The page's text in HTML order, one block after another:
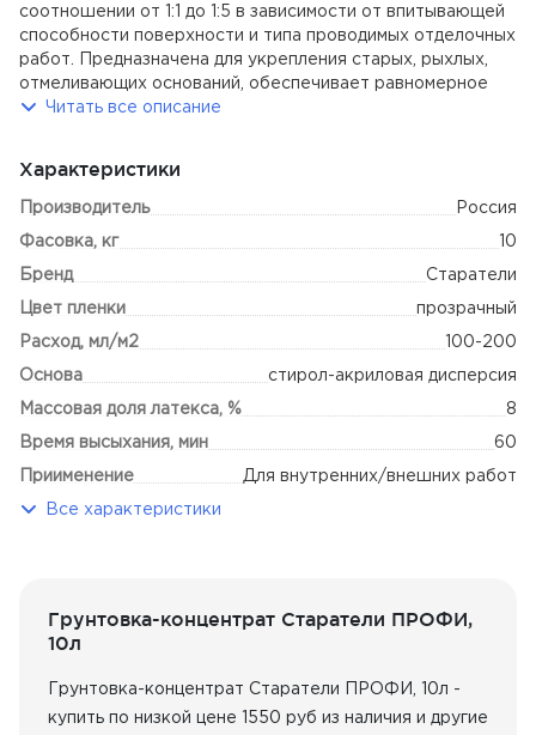
соотношении от 1:1 до 1:5 в зависимости от впитывающей
способности поверхности и типа проводимых отделочных
работ. Предназначена для укрепления старых, рыхлых,
отмеливающих оснований, обеспечивает равномерное
схватывание раствора гипсовых и цементных смесей,
Подходит для наружных и внутренних работ.
Виды оснований для нанесения:
Ячеистый бетон (возможно)
Штукатурки,
Шпатлевки
Стяжка,
Наливной пол
Старые, рыхлые, отмеливающие основания
Кирпич
ГКЛ
Бетон
глубоко проникает в основание
укрепляет и обеспыливает поверхность
регулирует впитывающую способность основания
усиливает адгезию
Читать все описание
Характеристики
Производитель
Россия
Фасовка, кг
10
Бренд
Старатели
Цвет пленки
прозрачный
Расход, мл/м2
100-200
Основа
стирол-акриловая дисперсия
Массовая доля латекса, %
8
Время высыхания, мин
60
Приименение
Для внутренних/внешних работ
Все характеристики
Грунтовка-концентрат Старатели ПРОФИ,
10л
Грунтовка-концентрат Старатели ПРОФИ, 10л -
купить по низкой цене 1550 руб из наличия и другие